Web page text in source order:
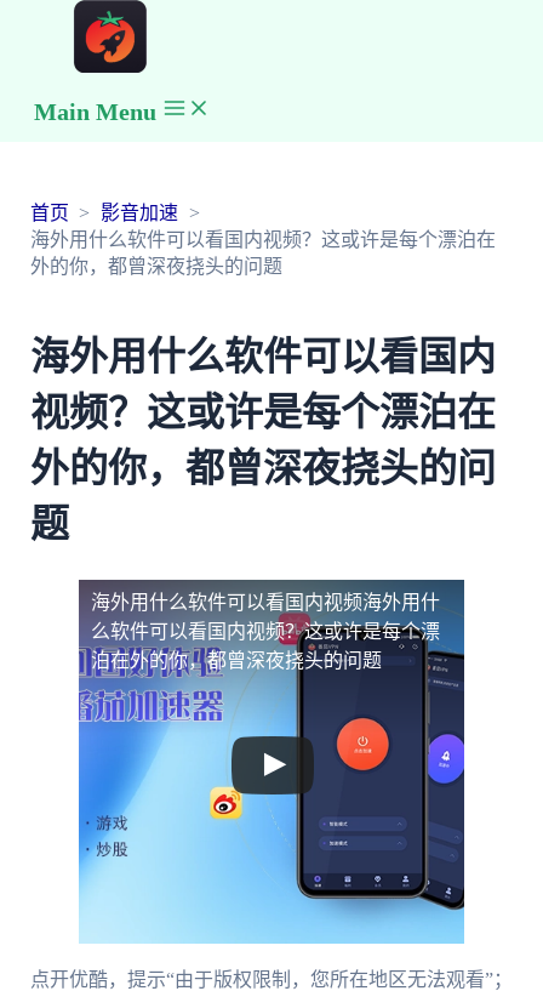
Main Menu
首页
影音加速
海外用什么软件可以看国内视频？这或许是每个漂泊在
外的你，都曾深夜挠头的问题
海外用什么软件可以看国内
视频？这或许是每个漂泊在
外的你，都曾深夜挠头的问
题
海外用什么软件可以看国内视频海外用什
么软件可以看国内视频？这或许是每个漂
泊在外的你，都曾深夜挠头的问题
点开优酷，提示“由于版权限制，您所在地区无法观看”；